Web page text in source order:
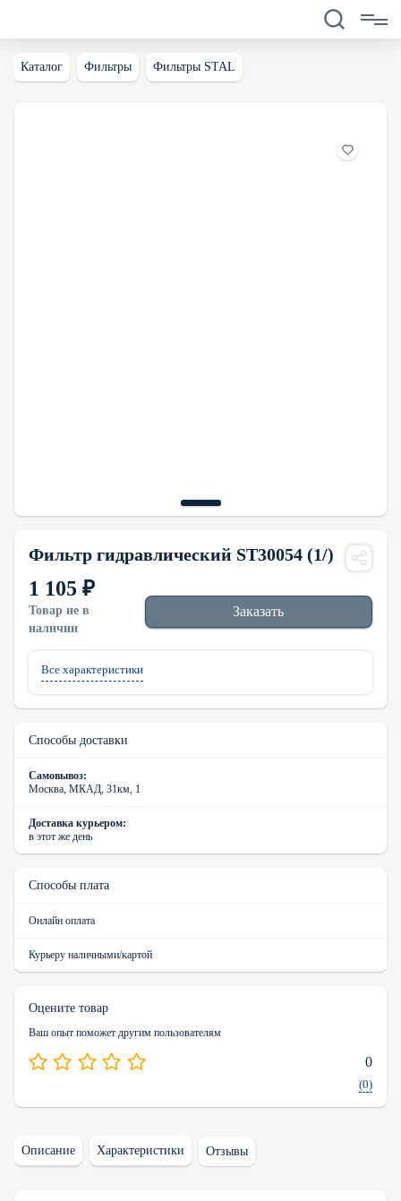
Каталог Фильтры Фильтры STAL
Фильтр гидравлический ST30054 (1/)
Все характеристики
1 105 ₽
Товар не в
наличии
Заказать
Способы доставки
Самовывоз:
Москва, МКАД, 31км, 1
Доставка курьером:
в этот же день
Способы плата
Онлайн оплата
Курьеру наличными/картой
Оцените товар
Ваш опыт поможет другим пользователям
0
(0)
Описание Характеристики Отзывы